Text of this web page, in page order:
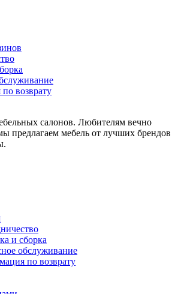
возврату
салонов. Любителям вечно
предлагаем мебель от лучших брендов
и сборка
обслуживание
по возврату